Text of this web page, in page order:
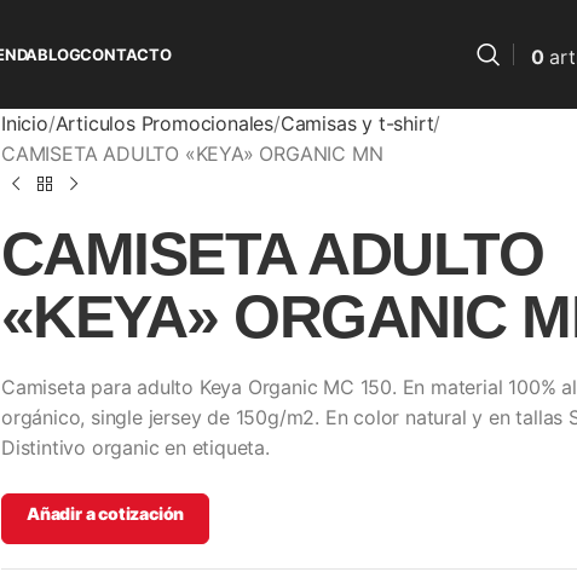
BLOGCONTACTO 0
Inicio Articulos Promocionales Camisas y t-shirt
CAMISETA ADULTO «KEYA» ORGANIC MN
CAMISETA ADULTO
«KEYA» ORGANIC
Camiseta para adulto Keya Organic MC 150. En material 100%
orgánico, single jersey de 150g/m2. En color natural y en tallas
Distintivo organic en etiqueta.
Añadir a cotización